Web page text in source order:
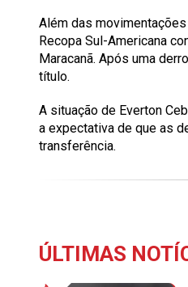
Além das
Recopa Sul-Americana
Maracanã. Após uma
título.
A situação de Everton
a expectativa de que as
transferência.
ÚLTIMAS